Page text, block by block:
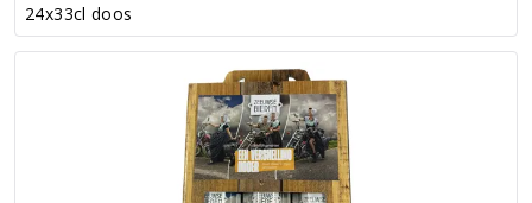
24x33cl doos